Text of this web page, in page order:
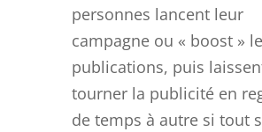
personnes lancent leur
campagne ou « boost »
publications, puis
tourner la publicité en
de temps à autre si tout